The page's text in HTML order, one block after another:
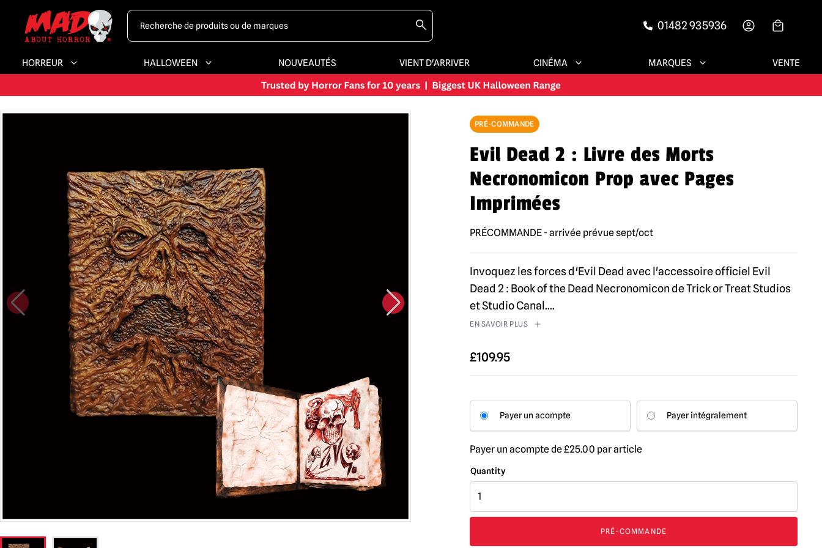
01482 935936
HORREUR HALLOWEEN NOUVEAUTÉS VIENT D'ARRIVER CINÉMA MARQUES VENTE
PRÉ-COMMANDE
Evil Dead 2 : Livre des Morts
Necronomicon Prop avec Pages
Imprimées
PRÉCOMMANDE - arrivée prévue sept/oct
Invoquez les forces d'Evil Dead avec l'accessoire officiel Evil
Dead 2 : Book of the Dead Necronomicon de Trick or Treat Studios
et Studio Canal....
EN SAVOIR PLUS
£109.95
Payer un acompte Payer intégralement
Payer un acompte de£25.00 par article
Quantité
Evil
PRÉ-COMMANDE